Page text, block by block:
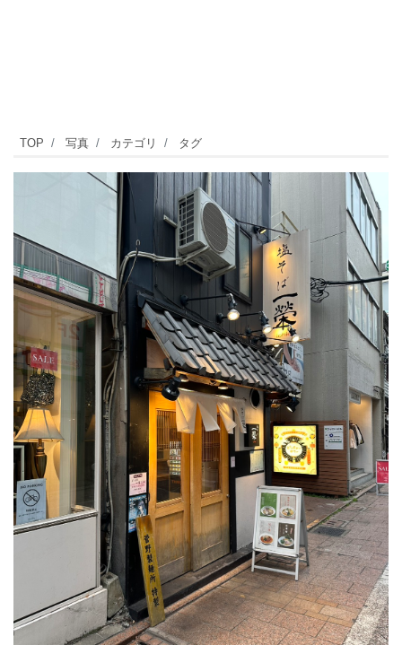
自
由
駅
南
口
か
ら
徒
歩
2
分、
黒
い
で
TOP 写真 カテゴリ タグ